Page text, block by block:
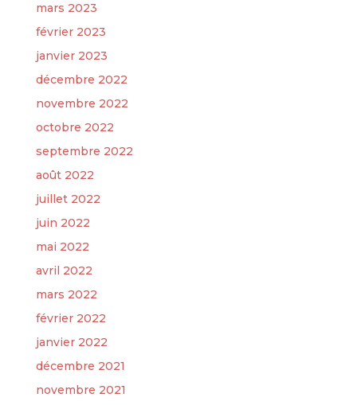
mars 2023
février 2023
janvier 2023
décembre 2022
novembre 2022
octobre 2022
septembre 2022
août 2022
juillet 2022
juin 2022
mai 2022
avril 2022
mars 2022
février 2022
janvier 2022
décembre 2021
novembre 2021